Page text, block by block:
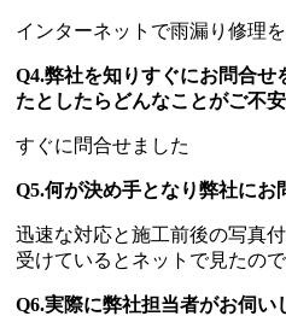
インターネットで雨漏り修理
Q4.弊社を知りすぐにお問合
たとしたらどんなことがご不
すぐに問合せました
Q5.何が決め手となり弊社にお
迅速な対応と施工前後の写真
受けているとネットで見たの
Q6.実際に弊社担当者がお伺い